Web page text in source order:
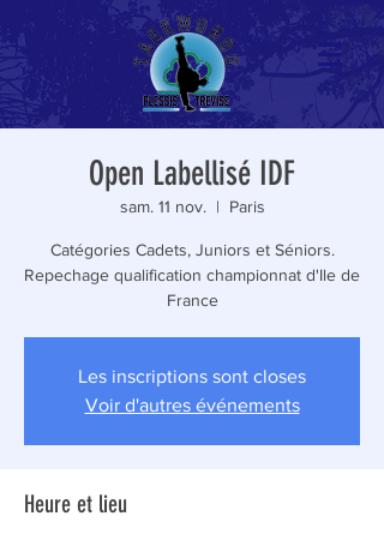
Open Labellisé IDF
sam. 11 nov.
  |
Paris
Catégories Cadets, Juniors et Séniors.
Repechage qualification championnat d'Ile de
France
Les inscriptions sont closes
Voir d'autres événements
Heure et lieu